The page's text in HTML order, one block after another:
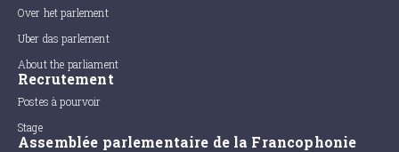
Over het parlement
Uber das parlement
About the parliament
Recrutement
Postes à pourvoir
Stage
Assemblée parlementaire de la Francophonie